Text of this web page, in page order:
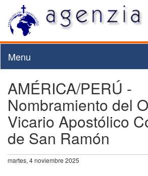
Menu
AMÉRICA/PERÚ -
Nombramiento del
Vicario Apostólico
de San Ramón
martes, 4 noviembre 2025